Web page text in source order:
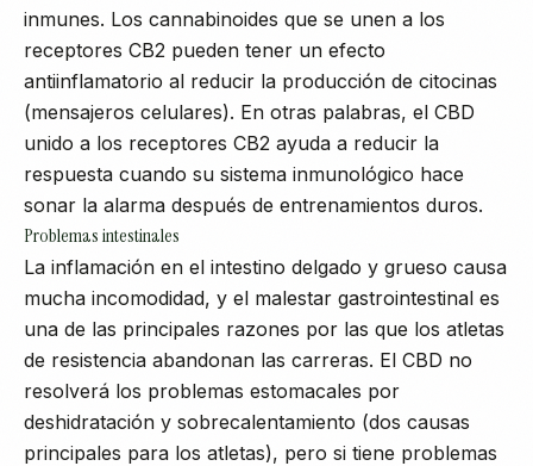
inmunes. Los cannabinoides que se unen a los
receptores CB2 pueden tener un efecto
antiinflamatorio al reducir la producción de citocinas
(mensajeros celulares). En otras palabras, el CBD
unido a los receptores CB2 ayuda a reducir la
respuesta cuando su sistema inmunológico hace
sonar la alarma después de entrenamientos duros.
Problemas intestinales
La inflamación en el intestino delgado y grueso causa
mucha incomodidad, y el malestar gastrointestinal es
una de las principales razones por las que los atletas
de resistencia abandonan las carreras. El CBD no
resolverá los problemas estomacales por
deshidratación y sobrecalentamiento (dos causas
principales para los atletas), pero si tiene problemas